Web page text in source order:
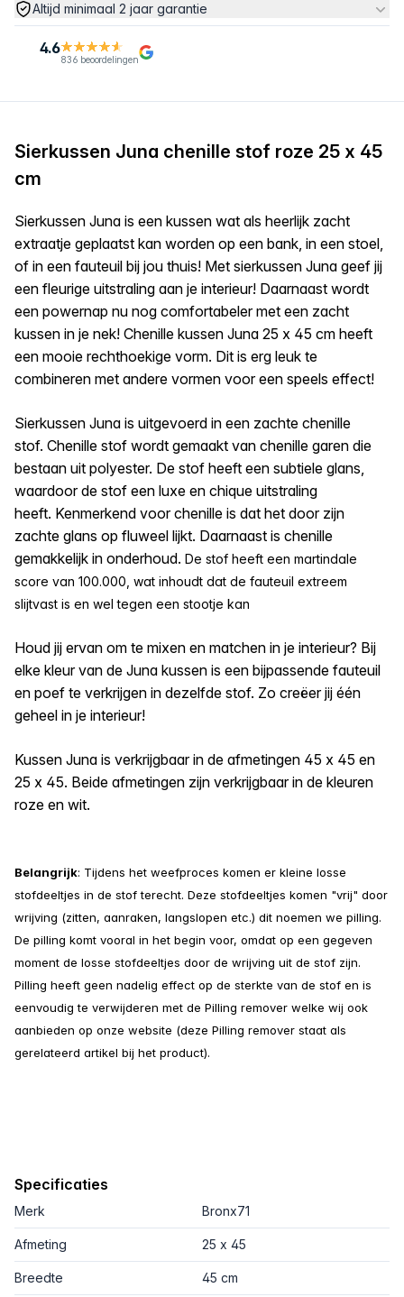
Altijd minimaal 2 jaar garantie
4.6
836 beoordelingen
Sierkussen Juna chenille stof roze 25 x 45
cm
Sierkussen Juna is een kussen wat als heerlijk zacht
extraatje geplaatst kan worden op een bank, in een stoel,
of in een fauteuil bij jou thuis! Met sierkussen Juna geef jij
een fleurige uitstraling aan je interieur! Daarnaast wordt
een powernap nu nog comfortabeler met een zacht
kussen in je nek! Chenille kussen Juna 25 x 45 cm heeft
een mooie rechthoekige vorm. Dit is erg leuk te
combineren met andere vormen voor een speels effect!
Sierkussen Juna is uitgevoerd in een zachte chenille
stof. Chenille stof wordt gemaakt van chenille garen die
bestaan uit polyester. De stof heeft een subtiele glans,
waardoor de stof een luxe en chique uitstraling
heeft. Kenmerkend voor chenille is dat het door zijn
zachte glans op fluweel lijkt. Daarnaast is chenille
gemakkelijk in onderhoud. De stof heeft een martindale
score van 100.000, wat inhoudt dat de fauteuil extreem
slijtvast is en wel tegen een stootje kan
Houd jij ervan om te mixen en matchen in je interieur? Bij
elke kleur van de Juna kussen is een bijpassende fauteuil
en poef te verkrijgen in dezelfde stof. Zo creëer jij één
geheel in je interieur!
Kussen Juna is verkrijgbaar in de afmetingen 45 x 45 en
25 x 45. Beide afmetingen zijn verkrijgbaar in de kleuren
roze en wit.
Belangrijk: Tijdens het weefproces komen er kleine losse
stofdeeltjes in de stof terecht. Deze stofdeeltjes komen "vrij" door
wrijving (zitten, aanraken, langslopen etc.) dit noemen we pilling.
De pilling komt vooral in het begin voor, omdat op een gegeven
moment de losse stofdeeltjes door de wrijving uit de stof zijn.
Pilling heeft geen nadelig effect op de sterkte van de stof en is
eenvoudig te verwijderen met de Pilling remover welke wij ook
aanbieden op onze website (deze Pilling remover staat als
gerelateerd artikel bij het product).
Specificaties
Merk Bronx71
Afmeting 25 x 45
Breedte 45 cm